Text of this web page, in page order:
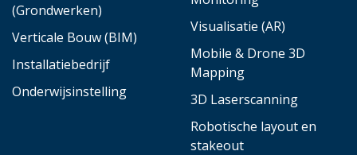
(Grondwerken)
Verticale Bouw (BIM)
Installatiebedrijf
Onderwijsinstelling
Visualisatie (AR)
Mobile & Drone 3D
Mapping
3D Laserscanning
Robotische layout en
stakeout